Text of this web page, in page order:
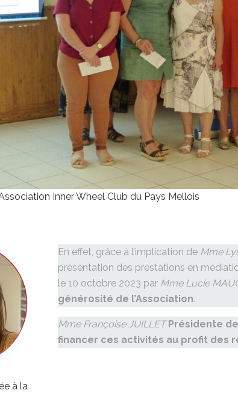
Inner Wheel Club du Pays Mellois
à la
En effet, grâce à l’implication de Mme
présentation des prestations en
le 10 octobre 2023 par Mme Lucie
générosité de l’Association.
Mme Françoise JUILLET Présidente
financer ces activités au profit des